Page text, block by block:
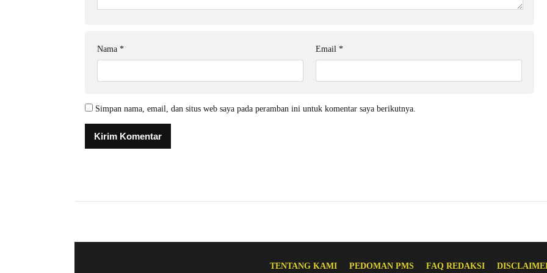
Nama * Email *
Simpan nama, email, dan situs web saya pada peramban ini untuk komentar saya berikutnya.
TENTANG KAMI PEDOMAN PMS FAQ REDAKSI